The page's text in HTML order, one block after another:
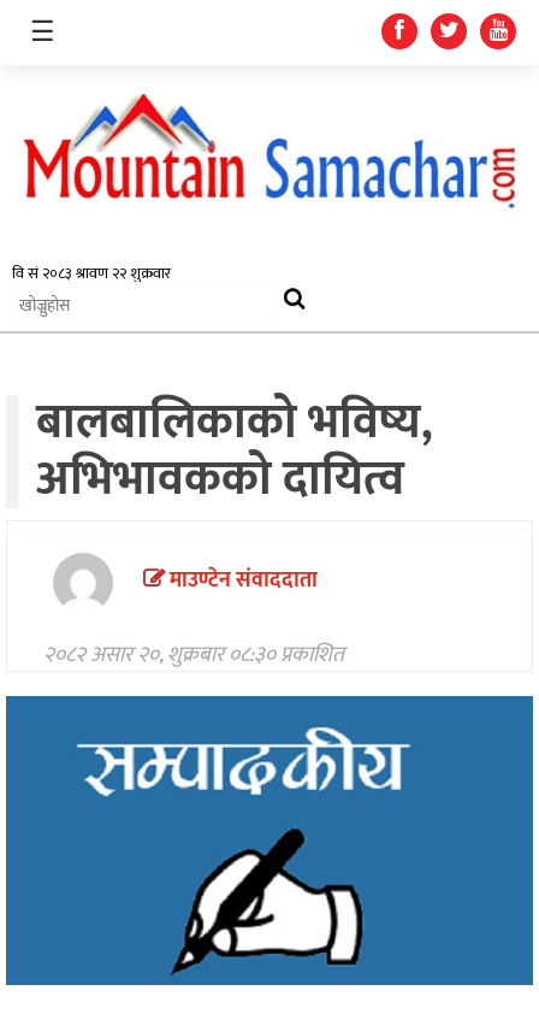
समाचार
प्रदेश
अर्थतन्त्र
स्वास्थ्य
मनोरन्जन
अन्तरवार्ता/
विचार
खेलकुद
☰
बालबालिकाको भविष्य,
अभिभावकको दायित्व
माउण्टेन संवाददाता
२०८२ असार २०, शुक्रबार ०८:३० प्रकाशित